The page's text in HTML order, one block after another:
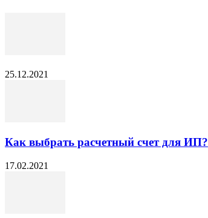
25.12.2021
Как выбрать расчетный счет для ИП?
17.02.2021